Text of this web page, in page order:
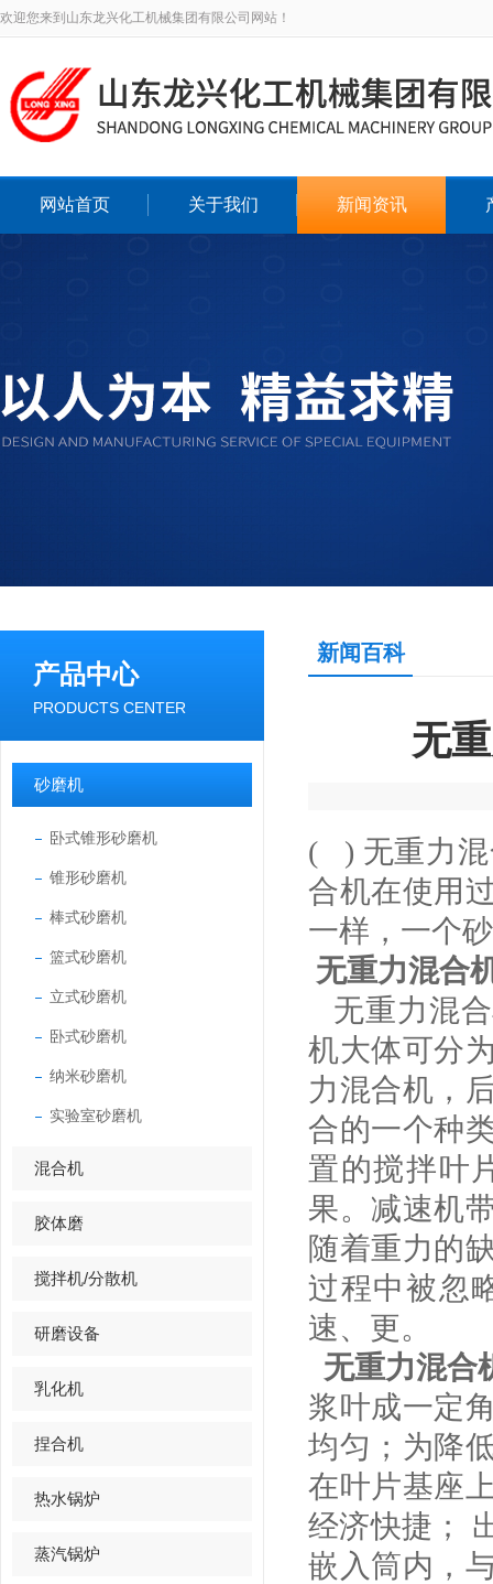
欢迎您来到山东龙兴化工机械集团有限公司网站！
网站首页 关于我们 新闻资讯
产品中心
PRODUCTS CENTER
砂磨机
卧式锥形砂磨机
锥形砂磨机
棒式砂磨机
篮式砂磨机
立式砂磨机
卧式砂磨机
纳米砂磨机
实验室砂磨机
混合机
胶体磨
搅拌机/分散机
研磨设备
乳化机
捏合机
热水锅炉
蒸汽锅炉
新闻百科
无
(
) 无重力
合机在使用
一样，一个
无重力混合
无重力混
机大体可分
力混合机，
合的一个种
置的搅拌叶
果。减速机
随着重力的
过程中被忽
速、更。
无重力混合
浆叶成一定
均匀；为降
在叶片基座
经济快捷；
嵌入筒内，